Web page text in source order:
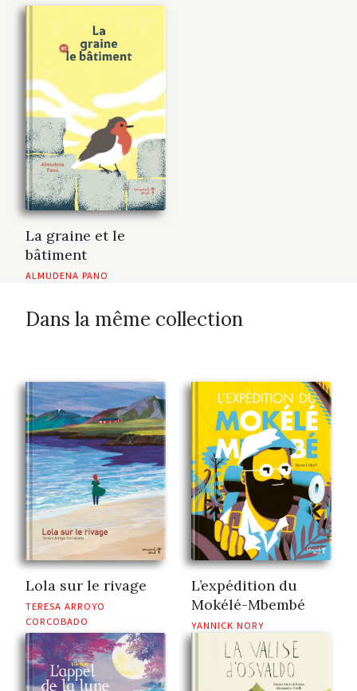
La graine et le
bâtiment
ALMUDENA PANO
Dans la même collection
Lola sur le rivage
TERESA ARROYO
CORCOBADO
L’expédition du
Mokélé-Mbembé
YANNICK NORY